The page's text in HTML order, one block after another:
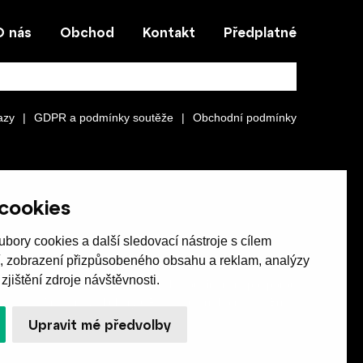
cookies a další sledovací nástroje s cílem
přizpůsobeného obsahu a reklam, analýzy
zdroje návštěvnosti.
Upravit mé předvolby
nás Obchod Kontakt Předplatné
| GDPR a podmínky soutěže | Obchodní podmínky
Revue Host vychází s laskavou finanční podporou